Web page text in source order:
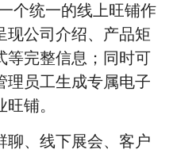
个统一的线上旺铺作
现公司介绍、产品矩
等完整信息；同时可
理员工生成专属电子
铺。
聊、线下展会、客户